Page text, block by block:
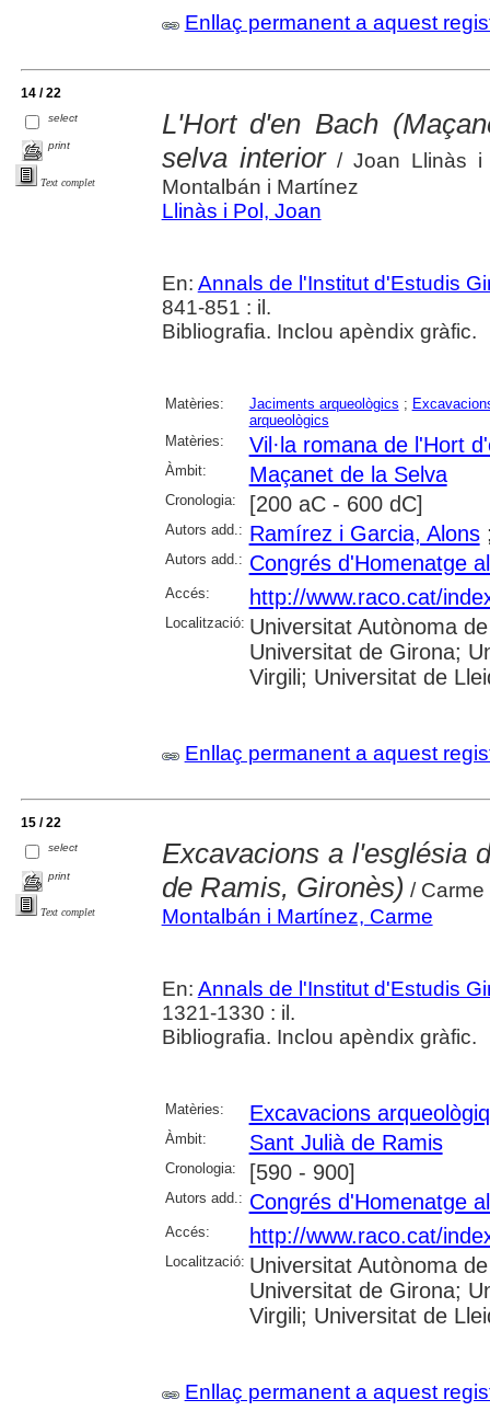
Enllaç permanent a aquest
14 / 22
select
print
Text complet
L'Hort d'en Bach
selva interior/ Joan Llinàs i
Montalbán i Martínez
Llinàs i Pol, Joan
En: Annals de l'Institut d'Estudis
841-851 : il.
Bibliografia. Inclou apèndix gràfic.
Matèries: Jaciments arqueològics ;
arqueològics
Matèries:
Vil·la romana de l'Hort
Àmbit: Maçanet de la Selva
Cronologia: [200 aC - 600 dC]
Autors add.: Ramírez i Garcia, Alons
Autors add.: Congrés d'Homenatge
Accés: http://www.raco.cat/
Localització: Universitat Autònoma
Universitat de Girona;
Virgili; Universitat de
Enllaç permanent a aquest
15 / 22
select
print
Text complet
Excavacions a l'església
de Ramis, Gironès) /
Montalbán i Martínez, Carme
En: Annals de l'Institut d'Estudis
1321-1330 : il.
Bibliografia. Inclou apèndix gràfic.
Matèries: Excavacions
Àmbit: Sant Julià de Ramis
Cronologia: [590 - 900]
Autors add.: Congrés d'Homenatge
Accés: http://www.raco.cat/
Localització: Universitat Autònoma
Universitat de Girona;
Virgili; Universitat de
Enllaç permanent a aquest